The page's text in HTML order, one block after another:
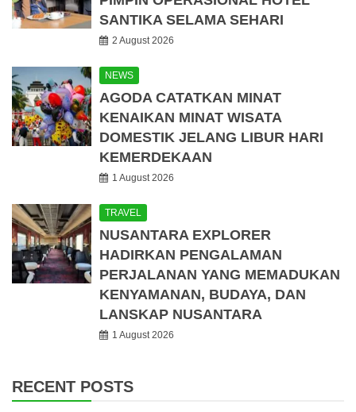
SANTIKA SELAMA SEHARI
2 August 2026
NEWS
AGODA CATATKAN MINAT
KENAIKAN MINAT WISATA
DOMESTIK JELANG LIBUR HARI
KEMERDEKAAN
1 August 2026
TRAVEL
NUSANTARA EXPLORER
HADIRKAN PENGALAMAN
PERJALANAN YANG MEMADUKAN
KENYAMANAN, BUDAYA, DAN
LANSKAP NUSANTARA
1 August 2026
RECENT POSTS